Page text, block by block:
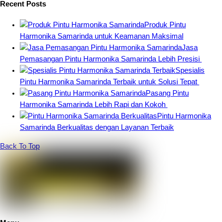
Recent Posts
Produk Pintu
Harmonika Samarinda untuk Keamanan Maksimal
Jasa
Pemasangan Pintu Harmonika Samarinda Lebih Presisi
Spesialis
Pintu Harmonika Samarinda Terbaik untuk Solusi Tepat
Pasang Pintu
Harmonika Samarinda Lebih Rapi dan Kokoh
Pintu Harmonika
Samarinda Berkualitas dengan Layanan Terbaik
Back To Top